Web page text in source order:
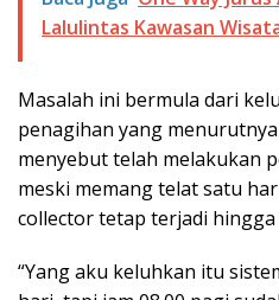
Lalulintas Kawasan
Masalah ini bermula dari
penagihan yang
menyebut telah melakukan
meski memang telat satu
collector tetap terjadi hingga
“Yang aku keluhkan itu